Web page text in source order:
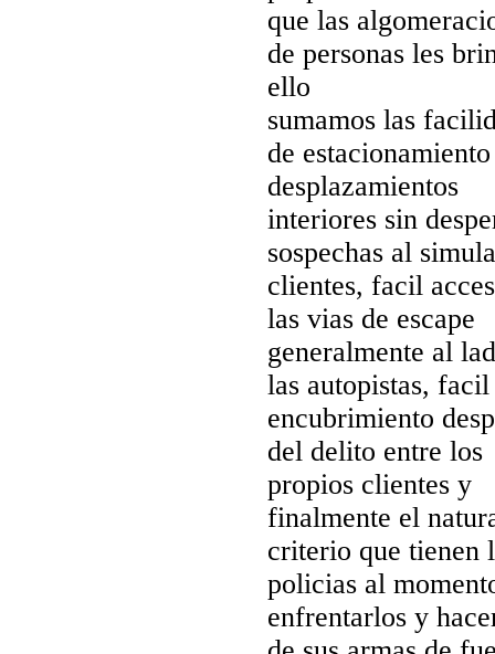
que las
de personas les
ello
sumamos las
de
desplazamientos
interiores sin
sospechas al
clientes, facil
las vias de escape
generalmente al
las autopistas, facil
encubrimiento
del delito entre los
propios clientes y
finalmente el
criterio que tienen
policias al
enfrentarlos y